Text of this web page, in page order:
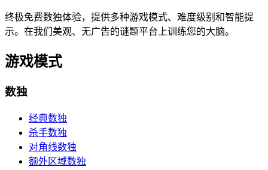
终极免费数独体验，提供多种游戏模式、难度级别和智能提
示。在我们美观、无广告的谜题平台上训练您的大脑。
游戏模式
数独
经典数独
杀手数独
对角线数独
额外区域数独